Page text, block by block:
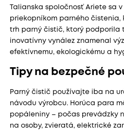
Talianska spoločnosť Ariete sa v
priekopníkom parného čistenia,
trh parný čistič, ktorý podporila
inovatívny vynález znamenal
efektívnemu, ekologickému a
Tipy na bezpečné
Parný čistič používajte iba na
návodu výrobcu. Horúca para
popáleniny – počas prevádzky
na osoby, zvieratá, elektrické